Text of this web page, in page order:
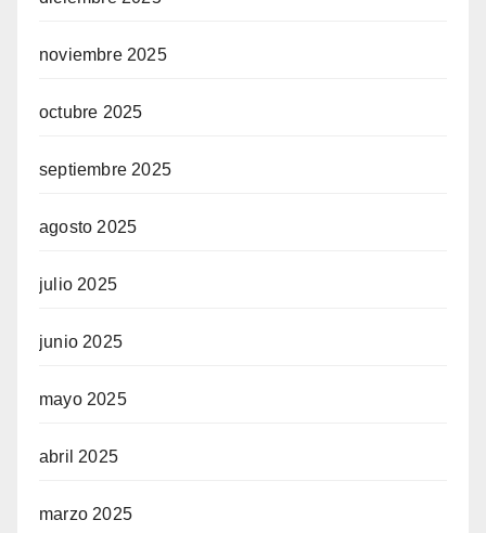
noviembre 2025
octubre 2025
septiembre 2025
agosto 2025
julio 2025
junio 2025
mayo 2025
abril 2025
marzo 2025